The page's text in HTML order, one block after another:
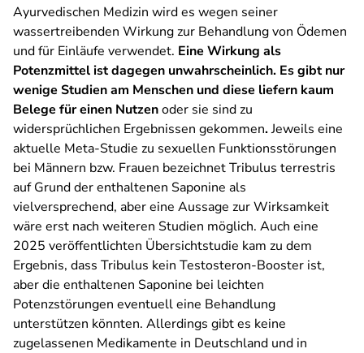
Ayurvedischen Medizin wird es wegen seiner
wassertreibenden Wirkung zur Behandlung von Ödemen
und für Einläufe verwendet. Eine Wirkung als
Potenzmittel ist dagegen unwahrscheinlich. Es gibt nur
wenige Studien am Menschen und diese liefern kaum
Belege für einen Nutzenoder sie sind zu
widersprüchlichen Ergebnissen gekommen.Jeweils eine
aktuelle Meta-Studie zu sexuellen Funktionsstörungen
bei Männern bzw. Frauen bezeichnet Tribulus terrestris
auf Grund der enthaltenen Saponine als
vielversprechend, aber eine Aussage zur Wirksamkeit
wäre erst nach weiteren Studien möglich. Auch eine
2025 veröffentlichten Übersichtstudie kam zu dem
Ergebnis, dass Tribulus kein Testosteron-Booster ist,
aber die enthaltenen Saponine bei leichten
Potenzstörungen eventuell eine Behandlung
unterstützen könnten. Allerdings gibt es keine
zugelassenen Medikamente in Deutschland und in